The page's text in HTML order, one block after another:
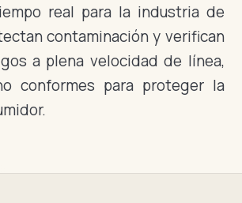
real para la industria de
contaminación y verifican
a plena velocidad de línea,
conformes para proteger la